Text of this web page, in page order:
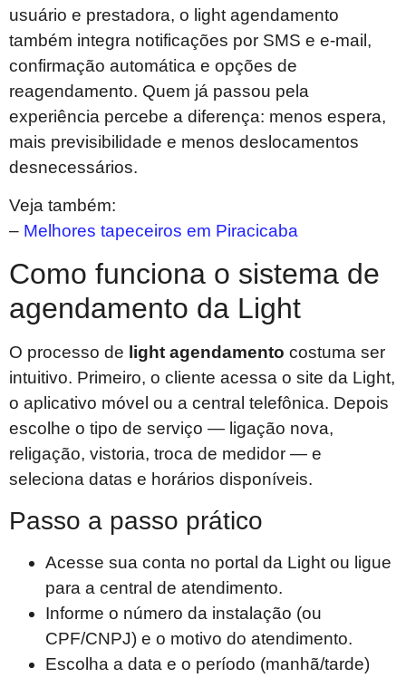
usuário e prestadora, o light agendamento
também integra notificações por SMS e e-mail,
confirmação automática e opções de
reagendamento. Quem já passou pela
experiência percebe a diferença: menos espera,
mais previsibilidade e menos deslocamentos
desnecessários.
Veja também:
– Melhores tapeceiros em Piracicaba
Como funciona o sistema de
agendamento da Light
O processo de light agendamento costuma ser
intuitivo. Primeiro, o cliente acessa o site da Light,
o aplicativo móvel ou a central telefônica. Depois
escolhe o tipo de serviço — ligação nova,
religação, vistoria, troca de medidor — e
seleciona datas e horários disponíveis.
Passo a passo prático
Acesse sua conta no portal da Light ou ligue
para a central de atendimento.
Informe o número da instalação (ou
CPF/CNPJ) e o motivo do atendimento.
Escolha a data e o período (manhã/tarde)